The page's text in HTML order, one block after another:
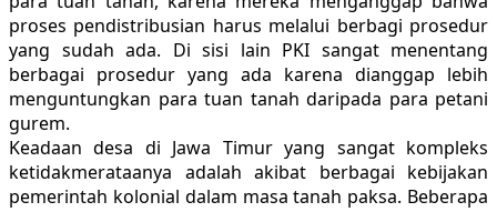
proses pendistribusian harus melalui berbagi prosedur
yang sudah ada. Di sisi lain PKI sangat menentang
berbagai prosedur yang ada karena dianggap lebih
menguntungkan para tuan tanah daripada para petani
gurem.
Keadaan desa di Jawa Timur yang sangat kompleks
ketidakmerataanya adalah akibat berbagai kebijakan
pemerintah kolonial dalam masa tanah paksa. Beberapa